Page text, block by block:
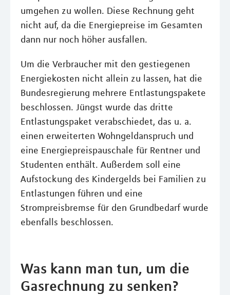
umgehen zu wollen. Diese Rechnung geht
nicht auf, da die Energiepreise im Gesamten
dann nur noch höher ausfallen.
Um die Verbraucher mit den gestiegenen
Energiekosten nicht allein zu lassen, hat die
Bundesregierung mehrere Entlastungspakete
beschlossen. Jüngst wurde das dritte
Entlastungspaket verabschiedet, das u. a.
einen erweiterten Wohngeldanspruch und
eine Energiepreispauschale für Rentner und
Studenten enthält. Außerdem soll eine
Aufstockung des Kindergelds bei Familien zu
Entlastungen führen und eine
Strompreisbremse für den Grundbedarf wurde
ebenfalls beschlossen.
Was kann man tun, um die
Gasrechnung zu senken?